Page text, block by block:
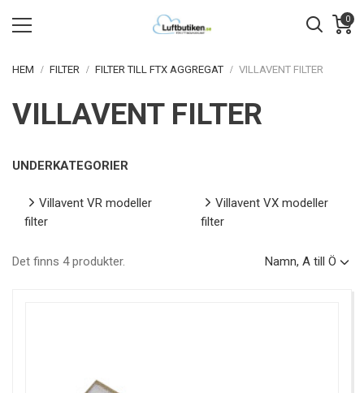
0
HEM FILTER FILTER TILL FTX AGGREGAT VILLAVENT FILTER
VILLAVENT FILTER
UNDERKATEGORIER
Villavent VR modeller
filter
Villavent VX modeller
filter
Det finns 4 produkter. Namn, A till Ö